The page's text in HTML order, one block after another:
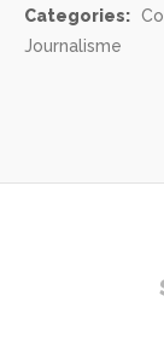
Categories:
Journalisme